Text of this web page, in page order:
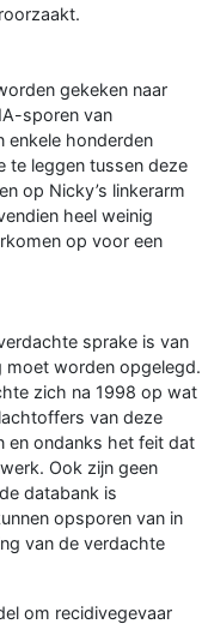
gekeken naar
sporen van
enkele honderden
te leggen tussen deze
op Nicky’s linkerarm
heel weinig
op voor een
sprake is van
moet worden opgelegd.
zich na 1998 op wat
van deze
en ondanks het feit dat
Ook zijn geen
databank is
opsporen van in
van de verdachte
om recidivegevaar